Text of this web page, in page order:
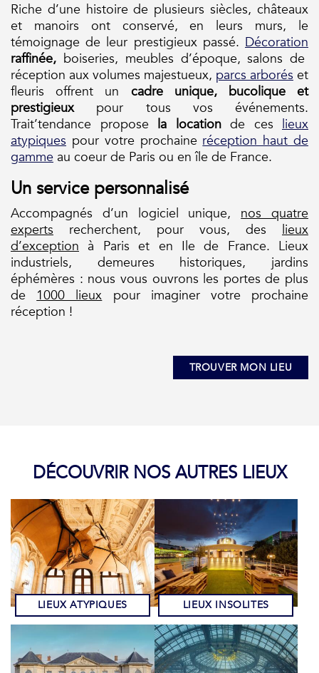
Riche d’une histoire de plusieurs siècles, châteaux
et manoirs ont conservé, en leurs murs, le
témoignage de leur prestigieux passé. Décoration
raffinée, boiseries, meubles d’époque, salons de
réception aux volumes majestueux, parcs arborés et
fleuris offrent un cadre unique, bucolique et
prestigieuxpour tous vos événements.
Trait’tendance propose la locationde ces lieux
atypiques pour votre prochaineréception haut de
gamme au coeur de Paris ou en île de France.
Un service personnalisé
Accompagnés d’un logiciel unique,nos quatre
experts recherchent, pour vous, des lieux
d’exception à Paris et en Ile de France. Lieux
industriels, demeures historiques, jardins
éphémères : nous vous ouvrons les portes de plus
de1000 lieuxpour imaginer votre prochaine
réception !
TROUVER MON LIEU
DÉCOUVRIR NOS AUTRES LIEUX
LIEUX ATYPIQUES LIEUX INSOLITES